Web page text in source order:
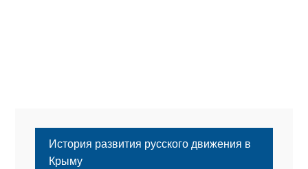
История развития русского движения в
Крыму